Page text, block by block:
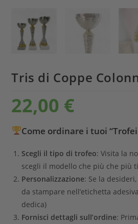
Tris di Coppe
22,00 €
Come ordinare i tuoi
Scegli il tipo di trofeo: Visita la
scegli il modello che più che più
Personalizzazione: Se la
da stampare nell’etichetta
dedica)
Fornisci dettagli sull’ordine: